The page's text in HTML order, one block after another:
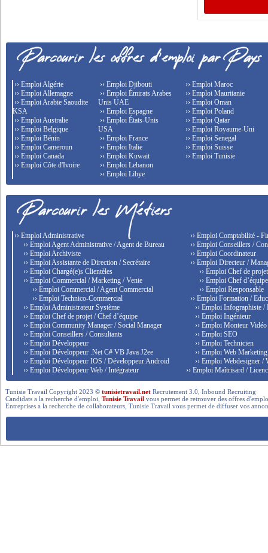
›› Emploi Algérie
›› Emploi Allemagne
›› Emploi Arabie Saoudite
KSA
›› Emploi Australie
›› Emploi Belgique
›› Emploi Bénin
›› Emploi Cameroun
›› Emploi Canada
›› Emploi Côte d'Ivoire
›› Emploi Djibouti
›› Emploi Émirats Arabes
Unis UAE
›› Emploi Espagne
›› Emploi États-Unis
USA
›› Emploi France
›› Emploi Italie
›› Emploi Kuwait
›› Emploi Lebanon
›› Emploi Libye
›› Emploi Maroc
›› Emploi Mauritanie
›› Emploi Oman
›› Emploi Poland
›› Emploi Qatar
›› Emploi Royaume-Uni
›› Emploi Senegal
›› Emploi Suisse
›› Emploi Tunisie
›› Emploi Administrative
›› Emploi Agent Administrative / Agent de Bureau
›› Emploi Archiviste
›› Emploi Assistante de Direction / Secrétaire
›› Emploi Chargé(e)s Clientèles
›› Emploi Commercial / Marketing / Vente
›› Emploi Commercial / Agent Commercial
›› Emploi Technico-Commercial
›› Emploi Comptabilité -
›› Emploi Conseillers /
›› Emploi Coordinateur
›› Emploi Directeur /
›› Emploi Chef de projet
›› Emploi Chef d’équipe
›› Emploi Responsable
›› Emploi Formation /
›› Emploi Administrateur Système
›› Emploi Chef de projet / Chef d’équipe
›› Emploi Community Manager / Social Manager
›› Emploi Conseillers / Consultants
›› Emploi Développeur
›› Emploi Développeur .Net C# VB Java J2ee
›› Emploi Développeur IOS / Développeur Android
›› Emploi Développeur Web / Intégrateur
›› Emploi Infographiste
›› Emploi Ingénieur
›› Emploi Monteur Vidéo
›› Emploi SEO
›› Emploi Technicien
›› Emploi Web Marketing
›› Emploi Webdesigner /
›› Emploi Maîtrisard /
Tunisie Travail Copyright 2023 ©tunisietravail.net Recrutement 3.0, Inbound Recruiting
Candidats a la recherche d'emploi,Tunisie Travail vous permet de retrouver des offres
Entreprises a la recherche de collaborateurs, Tunisie Travail vous permet de diffuser vos